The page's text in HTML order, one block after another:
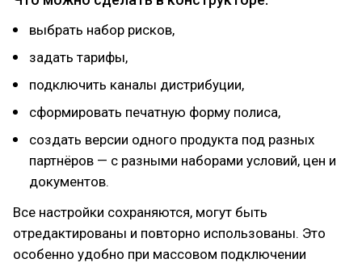
выбрать набор рисков,
задать тарифы,
подключить каналы дистрибуции,
сформировать печатную форму полиса,
создать версии одного продукта под разных
партнёров — с разными наборами условий, цен и
документов.
Все настройки сохраняются, могут быть
отредактированы и повторно использованы. Это
особенно удобно при массовом подключении